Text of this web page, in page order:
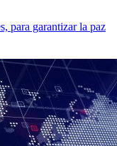
para garantizar la paz